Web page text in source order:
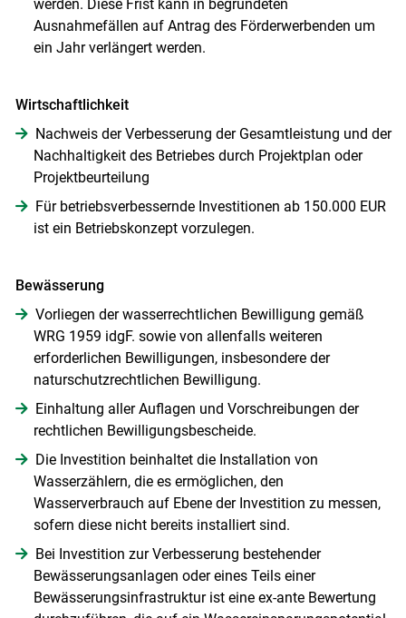
werden. Diese Frist kann in begründeten
Ausnahmefällen auf Antrag des Förderwerbenden um
ein Jahr verlängert werden.
Wirtschaftlichkeit
Nachweis der Verbesserung der Gesamtleistung und der
Nachhaltigkeit des Betriebes durch Projektplan oder
Projektbeurteilung
Für betriebsverbessernde Investitionen ab 150.000 EUR
ist ein Betriebskonzept vorzulegen.
Bewässerung
Vorliegen der wasserrechtlichen Bewilligung gemäß
WRG 1959 idgF. sowie von allenfalls weiteren
erforderlichen Bewilligungen, insbesondere der
naturschutzrechtlichen Bewilligung.
Einhaltung aller Auflagen und Vorschreibungen der
rechtlichen Bewilligungsbescheide.
Die Investition beinhaltet die Installation von
Wasserzählern, die es ermöglichen, den
Wasserverbrauch auf Ebene der Investition zu messen,
sofern diese nicht bereits installiert sind.
Bei Investition zur Verbesserung bestehender
Bewässerungsanlagen oder eines Teils einer
Bewässerungsinfrastruktur ist eine ex-ante Bewertung